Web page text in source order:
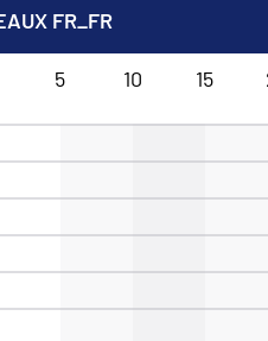
FR_FR
5 10 15